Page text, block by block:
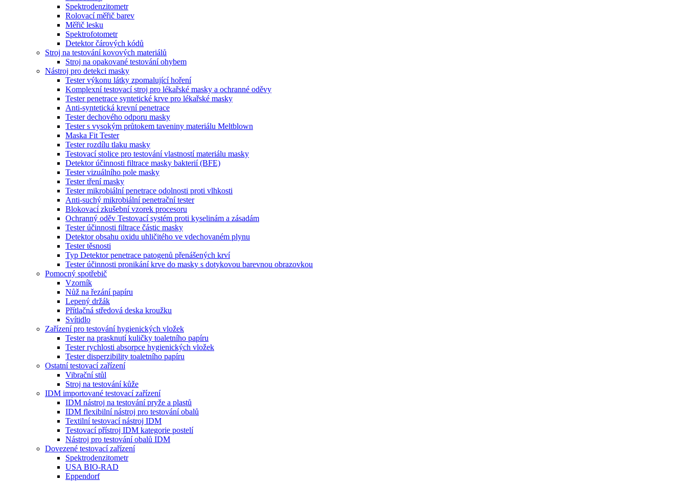
Spektrodenzitometr
Rolovací měřič barev
Měřič lesku
Spektrofotometr
Detektor čárových kódů
Stroj na testování kovových materiálů
Stroj na opakované testování ohybem
Nástroj pro detekci masky
Tester výkonu látky zpomalující hoření
Komplexní testovací stroj pro lékařské masky a ochranné oděvy
Tester penetrace syntetické krve pro lékařské masky
Anti-syntetická krevní penetrace
Tester dechového odporu masky
Tester s vysokým průtokem taveniny materiálu Meltblown
Maska Fit Tester
Tester rozdílu tlaku masky
Testovací stolice pro testování vlastností materiálu masky
Detektor účinnosti filtrace masky bakterií (BFE)
Tester vizuálního pole masky
Tester tření masky
Tester mikrobiální penetrace odolnosti proti vlhkosti
Anti-suchý mikrobiální penetrační tester
Blokovací zkušební vzorek procesoru
Ochranný oděv Testovací systém proti kyselinám a zásadám
Tester účinnosti filtrace částic masky
Detektor obsahu oxidu uhličitého ve vdechovaném plynu
Tester těsnosti
Typ Detektor penetrace patogenů přenášených krví
Tester účinnosti pronikání krve do masky s dotykovou barevnou obrazovkou
Pomocný spotřebič
Vzorník
Nůž na řezání papíru
Lepený držák
Přítlačná středová deska kroužku
Svítidlo
Zařízení pro testování hygienických vložek
Tester na prasknutí kuličky toaletního papíru
Tester rychlosti absorpce hygienických vložek
Tester disperzibility toaletního papíru
Ostatní testovací zařízení
Vibrační stůl
Stroj na testování kůže
IDM importované testovací zařízení
IDM nástroj na testování pryže a plastů
IDM flexibilní nástroj pro testování obalů
Textilní testovací nástroj IDM
Testovací přístroj IDM kategorie postelí
Nástroj pro testování obalů IDM
Dovezené testovací zařízení
Spektrodenzitometr
USA BIO-RAD
Eppendorf